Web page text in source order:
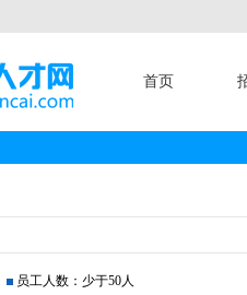
首页
员工人数：少于50人